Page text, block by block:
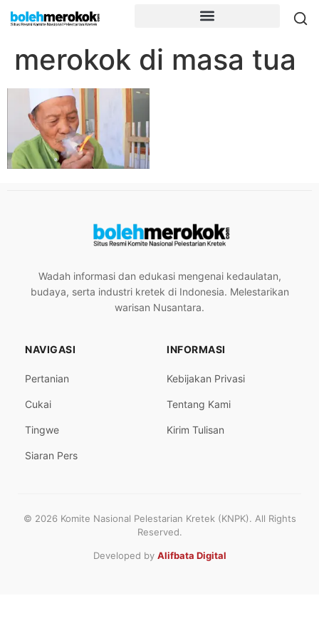
merokok di masa tua
Wadah informasi dan edukasi mengenai kedaulatan,
budaya, serta industri kretek di Indonesia. Melestarikan
warisan Nusantara.
NAVIGASI
Pertanian
Cukai
Tingwe
Siaran Pers
INFORMASI
Kebijakan Privasi
Tentang Kami
Kirim Tulisan
© 2026 Komite Nasional Pelestarian Kretek (KNPK). All Rights
Reserved.
Developed by Alifbata Digital